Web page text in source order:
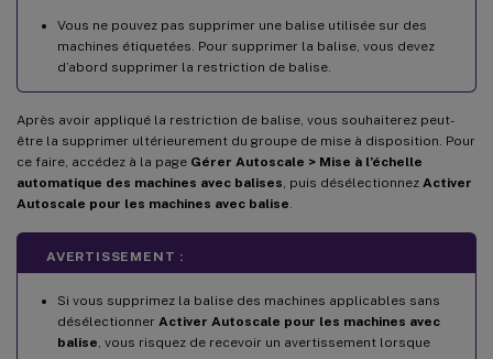
Vous ne pouvez pas supprimer une balise utilisée sur des
machines étiquetées. Pour supprimer la balise, vous devez
d’abord supprimer la restriction de balise.
Après avoir appliqué la restriction de balise, vous souhaiterez peut-
être la supprimer ultérieurement du groupe de mise à disposition. Pour
ce faire, accédez à la page Gérer Autoscale > Mise à l’échelle
automatique des machines avec balises , puis désélectionnez Activer
Autoscale pour les machines avec balise
AVERTISSEMENT :
Si vous supprimez la balise des machines applicables sans
désélectionner Activer Autoscale pour les machines avec
balise , vous risquez de recevoir un avertissement lorsque